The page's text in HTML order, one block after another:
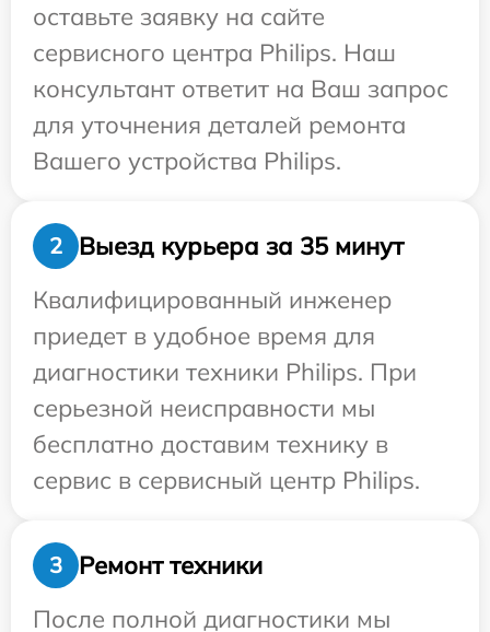
оставьте заявку на сайте
сервисного центра Philips. Наш
консультант ответит на Ваш запрос
для уточнения деталей ремонта
Вашего устройства Philips.
2
Выезд курьера за 35 минут
Квалифицированный инженер
приедет в удобное время для
диагностики техники Philips. При
серьезной неисправности мы
бесплатно доставим технику в
сервис в сервисный центр Philips.
3
Ремонт техники
После полной диагностики мы